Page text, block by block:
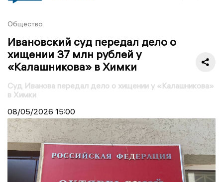
Общество
Ивановский суд передал дело о
хищении 37 млн рублей у
«Калашникова» в Химки
Суд Иванова передал дело о хищении у «Калашникова»
в Химки
08/05/2026 15:00